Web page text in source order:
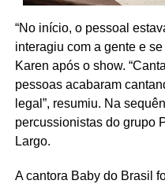
“No início, o pessoal
interagiu com a gente e
Karen após o show.
pessoas acabaram
legal”, resumiu. Na
percussionistas do grupo
Largo.
A cantora Baby do Brasil